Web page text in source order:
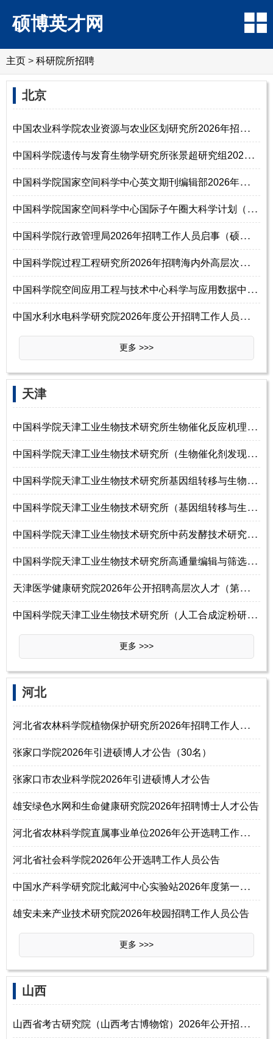
硕博英才网
主页 > 科研院所招聘
北京
中
国农业科学院农业资源与农业区划研究所2026年招聘高层次人才公告
中
国科学院遗传与发育生物学研究所张景超研究组2026年招聘启事（硕士研究生
中
国科学院国家空间科学中心英文期刊编辑部2026年招聘工作人员启事（博士研
中
国科学院国家空间科学中心国际子午圈大科学计划（IMCP）2026年诚聘英才（博
中
国科学院行政管理局2026年招聘工作人员启事（硕士研究生及以上）
中
国科学院过程工程研究所2026年招聘海内外高层次人才启事
中
国科学院空间应用工程与技术中心科学与应用数据中心2026年公开招聘工作人
中
国水利水电科学研究院2026年度公开招聘工作人员公告（第三批）
更多 >>>
天津
中
国科学院天津工业生物技术研究所生物催化反应机理及应用研究组2026年招聘
中
国科学院天津工业生物技术研究所（生物催化剂发现、改造及应用研究组）
中
国科学院天津工业生物技术研究所基因组转移与生物底盘工程研究组2026年招
中
国科学院天津工业生物技术研究所（基因组转移与生物底盘工程研究组）20
中
国科学院天津工业生物技术研究所中药发酵技术研究中心2026年招聘工作人员
中
国科学院天津工业生物技术研究所高通量编辑与筛选平台实验室2026年招聘副
天
津医学健康研究院2026年公开招聘高层次人才（第三批）
中
国科学院天津工业生物技术研究所（人工合成淀粉研究中心）2026年招聘启事
更多 >>>
河北
河
北省农林科学院植物保护研究所2026年招聘工作人员启事
张家口学院2026年引进硕博人才公告（30名）
张家口市农业科学院2026年引进硕博人才公告
雄安绿色水网和生命健康研究院2026年招聘博士人才公告
河
北省农林科学院直属事业单位2026年公开选聘工作人员24名公告
河北省社会科学院2026年公开选聘工作人员公告
中
国水产科学研究院北戴河中心实验站2026年度第一批统一公开招聘公告
雄安未来产业技术研究院2026年校园招聘工作人员公告
更多 >>>
山西
山
西省考古研究院（山西考古博物馆）2026年公开招聘博士研究生公告